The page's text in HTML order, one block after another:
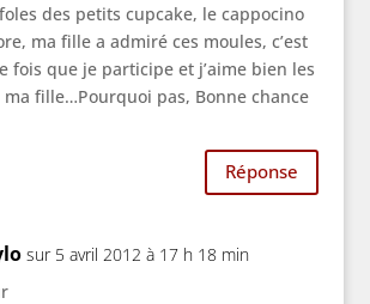
des petits cupcake, le cappocino
ma fille a admiré ces moules, c’est
fois que je participe et j’aime bien les
fille…Pourquoi pas, Bonne chance
Réponse
sur 5 avril 2012 à 17 h 18 min